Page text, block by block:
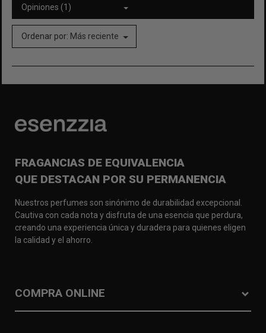
Opiniones (1)
Ordenar por: Más reciente
FRAGANCIAS DE EQUIVALENCIA
QUE DESTACAN POR SU PERMANENCIA
Nuestros perfumes son sinónimo de durabilidad excepcional.
Cautiva con cada nota y disfruta de una esencia que perdura,
creando una experiencia única y duradera para quienes eligen
la calidad y el ahorro.
COMPRA ONLINE